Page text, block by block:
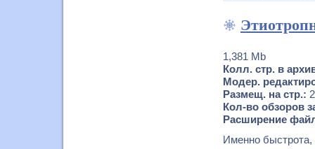
1,381 Mb
Колл. стр. в
Модер.
Размещ. на стр.:
Кол-во обзоров
Расширение
Именно быстрота,